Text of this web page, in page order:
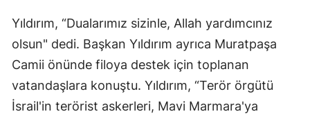
Yıldırım, “Dualarımız sizinle, Allah yardımcınız
olsun" dedi. Başkan Yıldırım ayrıca Muratpaşa
Camii önünde filoya destek için toplanan
vatandaşlara konuştu. Yıldırım, “Terör örgütü
İsrail'in terörist askerleri, Mavi Marmara'ya